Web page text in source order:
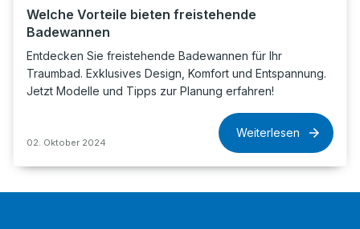
Welche Vorteile bieten freistehende
Badewannen
Entdecken Sie freistehende Badewannen für Ihr
Traumbad. Exklusives Design, Komfort und Entspannung.
Jetzt Modelle und Tipps zur Planung erfahren!
02. Oktober 2024
Weiterlesen